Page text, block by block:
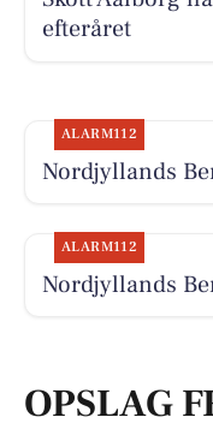
efteråret
ALARM112
Nordjyllands
ALARM112
Nordjyllands
OPSLAG